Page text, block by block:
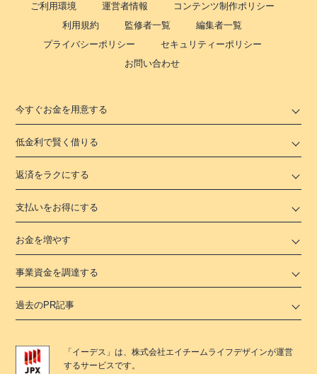
ご利用環境 運営者情報
コンテンツ制作ポリシー
利用規約
監修者一覧
編集者一覧
プライバシーポリシー
セキュリティーポリシー
お問い合わせ
今すぐお金を用意する
低金利で賢く借りる
返済をラクにする
支払いをお得にする
お金を増やす
事業資金を調達する
過去のPR記事
「 イーデス 」は、株式会社エイチームライフデザインが運営
するサービスです。